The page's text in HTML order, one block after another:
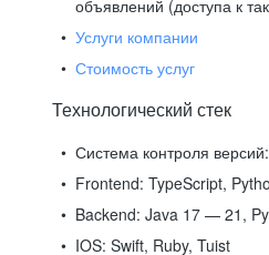
объявлений (доступа к
Услуги компании
Стоимость услуг
Технологический стек
Система контроля версий:
Frontend: TypeScript,
Backend: Java 17 — 21,
IOS: Swift, Ruby, Tuist